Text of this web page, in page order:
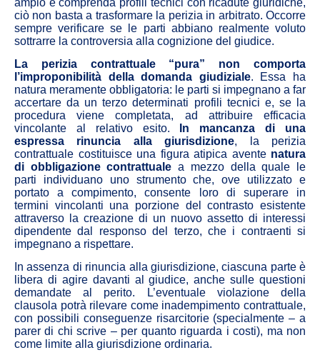
ciò non basta a trasformare la perizia in arbitrato. Occorre
sempre verificare se le parti abbiano realmente voluto
sottrarre la controversia alla cognizione del giudice.
La perizia contrattuale “pura” non comporta
l’improponibilità della domanda giudiziale. Essa ha
natura meramente obbligatoria: le parti si impegnano a far
accertare da un terzo determinati profili tecnici e, se la
procedura viene completata, ad attribuire efficacia
vincolante al relativo esito.
In mancanza di una
espressa rinuncia alla giurisdizione, la perizia
contrattuale costituisce una figura atipica avente natura
di obbligazione contrattuale a mezzo della quale le
parti individuano uno strumento che, ove utilizzato e
portato a compimento, consente loro di superare in
termini vincolanti una porzione del contrasto esistente
attraverso la creazione di un nuovo assetto di interessi
dipendente dal responso del terzo, che i contraenti si
impegnano a rispettare.
In assenza di rinuncia alla giurisdizione, ciascuna parte è
libera di agire davanti al giudice, anche sulle questioni
demandate al perito. L’eventuale violazione della
clausola potrà rilevare come inadempimento contrattuale,
con possibili conseguenze risarcitorie (specialmente – a
parer di chi scrive – per quanto riguarda i costi), ma non
come limite alla giurisdizione ordinaria.